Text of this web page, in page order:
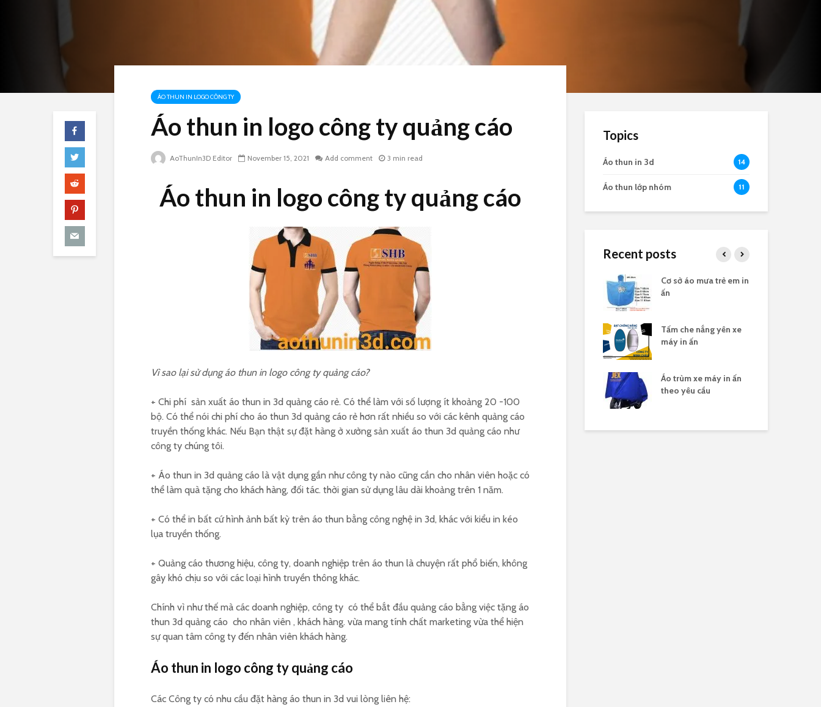
ÁO THUN IN LOGO CÔNG TY
Áo thun in logo công ty quảng cáo
AoThunIn3D Editor November 15, 2021 Add comment 3 min read
Áo thun in logo công ty quảng cáo
Vì sao lại sử dụng áo thun in logo công ty quảng cáo?
+ Chi phí sản xuất áo thun in 3d quảng cáo rẻ. Có thể làm với số lượng ít khoảng 20 -100
bộ. Có thể nói chi phí cho áo thun 3d quảng cáo rẻ hơn rất nhiều so với các kênh quảng cáo
truyền thống khác. Nếu Bạn thật sự đặt hàng ở xưởng sản xuất áo thun 3d quảng cáo như
công ty chúng tôi.
+ Áo thun in 3d quảng cáo là vật dụng gần như công ty nào cũng cần cho nhân viên hoặc có
thể làm quà tặng cho khách hàng, đối tác. thời gian sử dụng lâu dài khoảng trên 1 năm.
+ Có thể in bất cứ hình ảnh bất kỳ trên áo thun bằng công nghệ in 3d, khác với kiểu in kéo
lụa truyền thống.
+ Quảng cáo thương hiệu, công ty, doanh nghiệp trên áo thun là chuyện rất phổ biến, không
gây khó chịu so với các loại hình truyền thông khác.
Chính vì như thế mà các doanh nghiệp, công ty có thể bắt đầu quảng cáo bằng việc tặng áo
thun 3d quảng cáo cho nhân viên , khách hàng. vừa mang tính chất marketing vừa thể hiện
sự quan tâm công ty đến nhân viên khách hàng.
Áo thun in logo công ty quảng cáo
Các Công ty có nhu cầu đặt hàng áo thun in 3d vui lòng liên hệ:
Topics
Áo thun in 3d 14
Áo thun lớp nhóm 11
Recent posts
Áo mưa in ấn theo yêu
Áo mưa bộ in logo
công ty
Cơ sở áo mưa trẻ em in
ấn
Tấm che nắng yên xe
máy in ấn
Áo trùm xe máy in ấn
theo yêu cầu